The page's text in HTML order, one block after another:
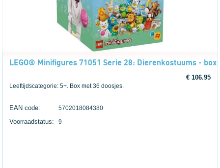
LEGO® Minifigures 71051 Serie 28: Dierenkostuums - box
€ 106.95
Leeftijdscategorie: 5+. Box met 36 doosjes.
EAN code: 5702018084380
Voorraadstatus: 9